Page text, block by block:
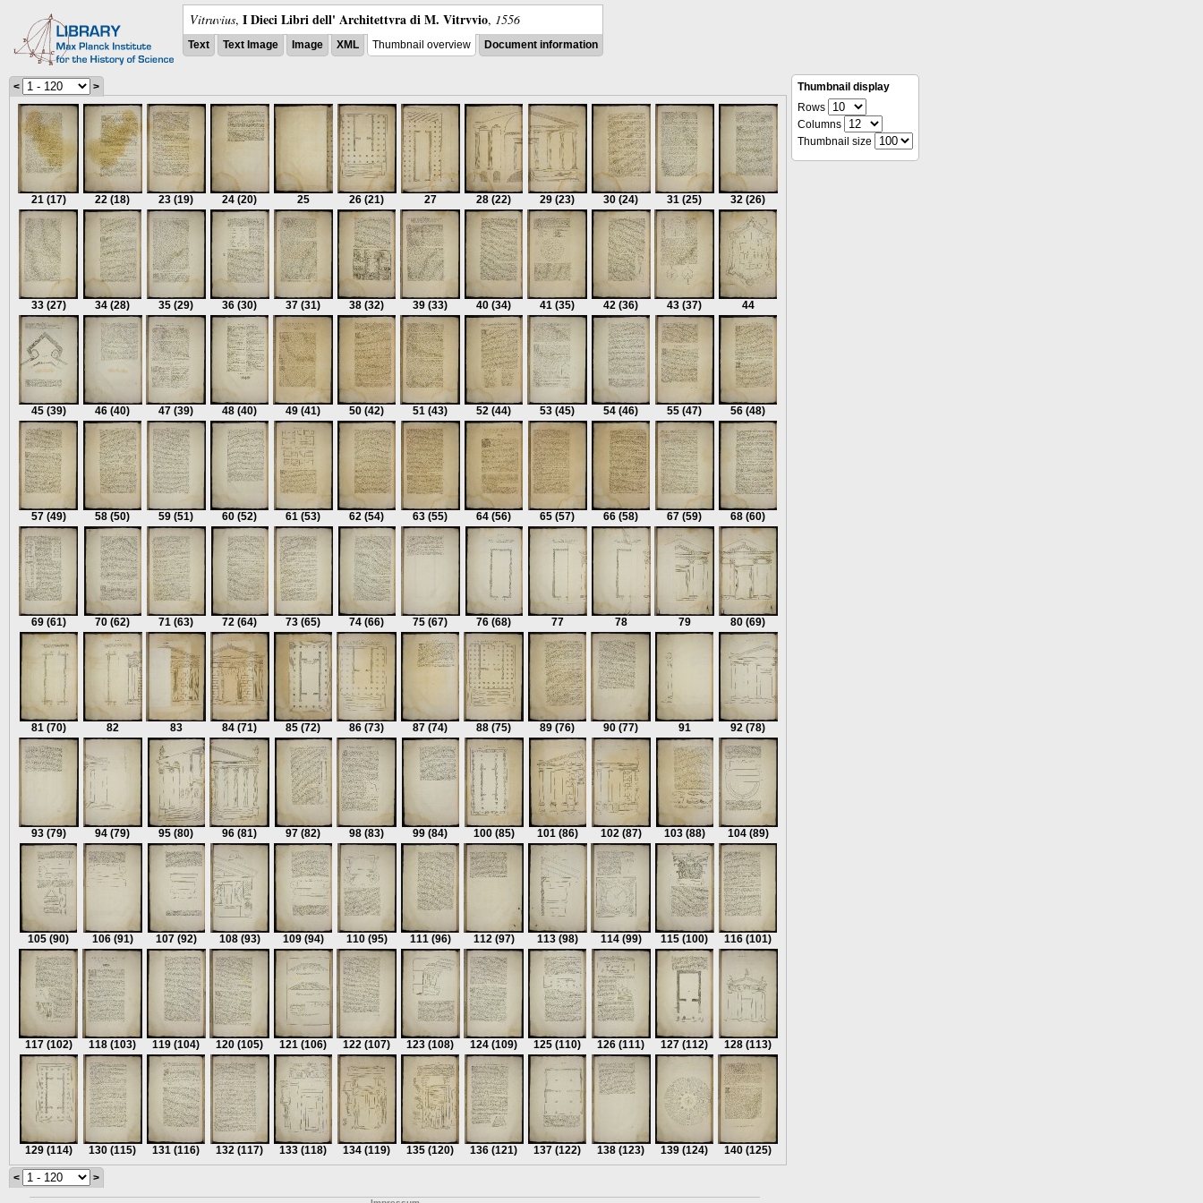
Vitruvius, I Dieci Libri dell' Architettvra di M. Vitrvvio, 1556
Text Text Image Image XML Thumbnail overview Document information
< >
21 (17) 22 (18) 23 (19) 24 (20) 25 26 (21) 27 28 (22) 29 (23) 30 (24) 31 (25) 32 (26)
33 (27) 34 (28) 35 (29) 36 (30) 37 (31) 38 (32) 39 (33) 40 (34) 41 (35) 42 (36) 43 (37) 44
45 (39) 46 (40) 47 (39) 48 (40) 49 (41) 50 (42) 51 (43) 52 (44) 53 (45) 54 (46) 55 (47) 56 (48)
57 (49) 58 (50) 59 (51) 60 (52) 61 (53) 62 (54) 63 (55) 64 (56) 65 (57) 66 (58) 67 (59) 68 (60)
69 (61) 70 (62) 71 (63) 72 (64) 73 (65) 74 (66) 75 (67) 76 (68) 77 78 79 80 (69)
81 (70) 82 83 84 (71) 85 (72) 86 (73) 87 (74) 88 (75) 89 (76) 90 (77) 91 92 (78)
93 (79) 94 (79) 95 (80) 96 (81) 97 (82) 98 (83) 99 (84) 100 (85) 101 (86) 102 (87) 103 (88) 104 (89)
105 (90) 106 (91) 107 (92) 108 (93) 109 (94) 110 (95) 111 (96) 112 (97) 113 (98) 114 (99) 115 (100) 116 (101)
117 (102) 118 (103) 119 (104) 120 (105) 121 (106) 122 (107) 123 (108) 124 (109) 125 (110) 126 (111) 127 (112) 128 (113)
129 (114) 130 (115) 131 (116) 132 (117) 133 (118) 134 (119) 135 (120) 136 (121) 137 (122) 138 (123) 139 (124) 140 (125)
< >
Thumbnail display
Rows
Columns
Thumbnail size